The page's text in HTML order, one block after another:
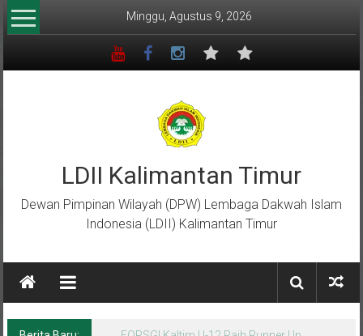
Lompat
ke
Minggu, Agustus 9, 2026
LDII Kalimantan Timur
Dewan Pimpinan Wilayah (DPW) Lembaga Dakwah Islam
Indonesia (LDII) Kalimantan Timur